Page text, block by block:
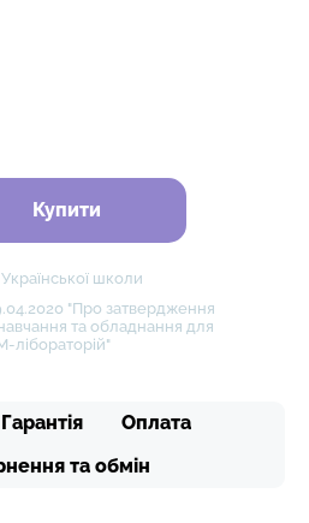
Купити
Української школи
"Про затвердження
та обладнання для
лібораторій"
Гарантія
Оплата
та обмін